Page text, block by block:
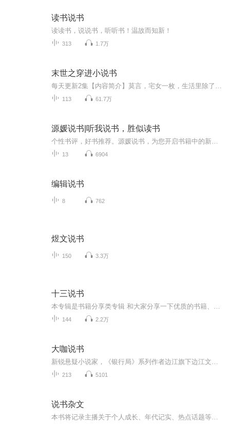
读书说书
读读书，说说书，听听书！温故而知新！
313 1.7万
末世之穿进小说书
113 61.7万
源媛说书|听我说书，胜似读书
13 6904
编辑说书
8 762
煜文说书
150 3.3万
十三说书
144 2.2万
大咖说书
213 5101
说书杂文